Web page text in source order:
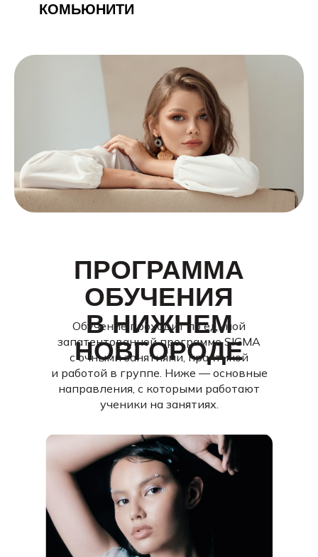
КОМЬЮНИТИ
ПРОГРАММА
ОБУЧЕНИЯ
В НИЖНЕМ
НОВГОРОДЕ
Обучение проходит по единой
запатентованной программе SIGMA
с очными занятиями, практикой
и работой в группе. Ниже — основные
направления, с которыми работают
ученики на занятиях.
ПОЛУЧИТЬ КОНСУЛЬТАЦИЮ